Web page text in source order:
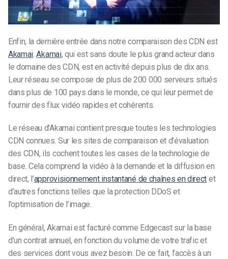
Enfin, la dernière entrée dans notre comparaison des CDN est
Akamai .Akamai, qui est sans doute le plus grand acteur dans
le domaine des CDN, est en activité depuis plus de dix ans.
Leur réseau se compose de plus de 200 000 serveurs situés
dans plus de 100 pays dans le monde, ce qui leur permet de
fournir des flux vidéo rapides et cohérents.
Le réseau d’Akamai contient presque toutes les technologies
CDN connues. Sur les sites de comparaison et d’évaluation
des CDN, ils cochent toutes les cases de la technologie de
base. Cela comprend la vidéo à la demande et la diffusion en
direct, l’approvisionnement instantané de chaînes en direct et
d’autres fonctions telles que la protection DDoS et
l’optimisation de l’image.
En général, Akamai est facturé comme Edgecast sur la base
d’un contrat annuel, en fonction du volume de votre trafic et
des services dont vous avez besoin. De ce fait, l’accès à un